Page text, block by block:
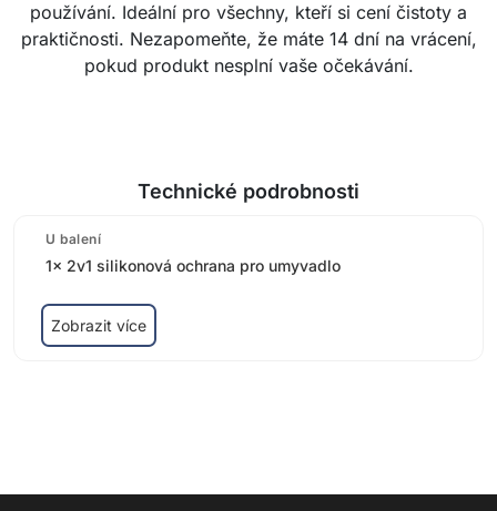
používání. Ideální pro všechny, kteří si cení čistoty a
praktičnosti. Nezapomeňte, že máte 14 dní na vrácení,
pokud produkt nesplní vaše očekávání.
Technické podrobnosti
U balení
1x 2v1 silikonová ochrana pro umyvadlo
Zobrazit více